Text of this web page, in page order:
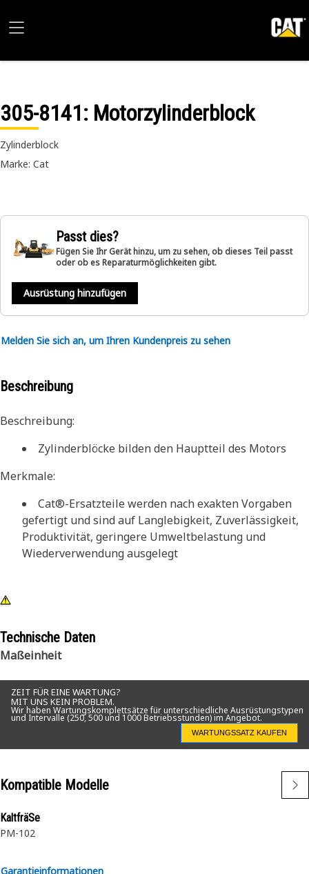
305-8141: Motorzylinderblock
Zylinderblock
Marke: Cat
Passt dies?
Fügen Sie Ihr Gerät hinzu, um zu sehen, ob dieses Teil passt
oder ob es Reparaturmöglichkeiten gibt.
Ausrüstung hinzufügen
Melden Sie sich an, um Ihren Kundenpreis zu sehen
Beschreibung
Beschreibung:
Zylinderblöcke bilden den Hauptteil des Motors
Merkmale:
Cat®-Ersatzteile werden nach exakten Vorgaben
gefertigt und sind auf Langlebigkeit, Zuverlässigkeit,
Produktivität, geringere Umweltbelastung und
Wiederverwendung ausgelegt
Technische Daten
Maßeinheit
ZEIT FÜR EINE WARTUNG?
MIT UNS KEIN PROBLEM.
Wir haben Wartungskomplettsätze für unterschiedliche Ausrüstungstypen
und Intervalle (250, 500 und 1000 Betriebsstunden) im Angebot.
WARTUNGSSATZ KAUFEN
Kompatible Modelle
KaltfräSe
PM-102
Garantieinformationen